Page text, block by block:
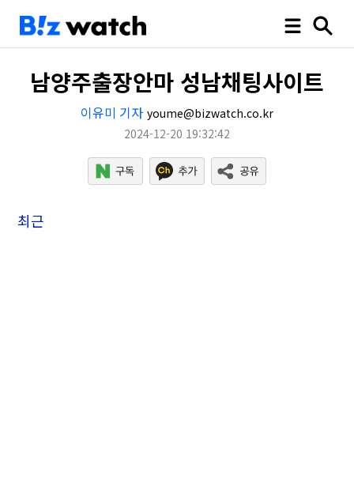
남양주출장안마 성남채팅사이트
이유미 기자 youme@bizwatch.co.kr
2024-12-20 19:32:42
최근